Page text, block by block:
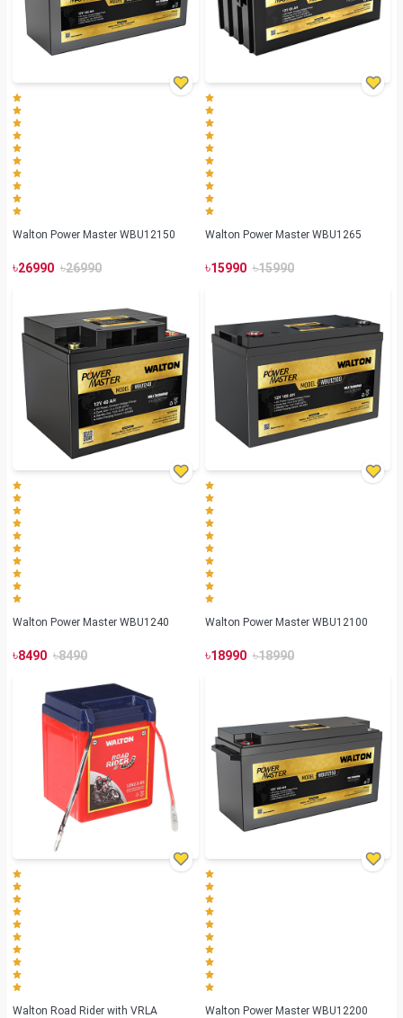
Walton Power Master WBU12150
৳26990 ৳26990
Walton Power Master WBU1265
৳15990 ৳15990
Walton Power Master WBU1240
৳8490 ৳8490
Walton Power Master WBU12100
৳18990 ৳18990
Walton Road Rider with VRLA
Walton Power Master WBU12200